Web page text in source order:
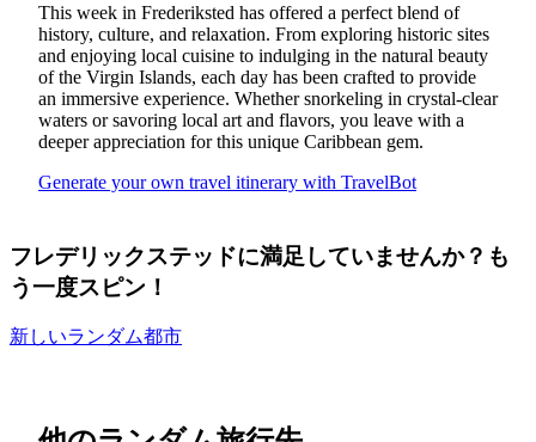
This week in Frederiksted has offered a perfect blend of
history, culture, and relaxation. From exploring historic sites
and enjoying local cuisine to indulging in the natural beauty
of the Virgin Islands, each day has been crafted to provide
an immersive experience. Whether snorkeling in crystal-clear
waters or savoring local art and flavors, you leave with a
deeper appreciation for this unique Caribbean gem.
Generate your own travel itinerary with TravelBot
フレデリックステッドに満足していませんか？も
う一度スピン！
新しいランダム都市